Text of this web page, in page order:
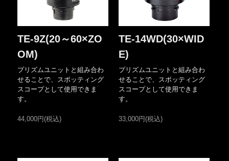
TE-9Z(20～60×ZO
OM)
プリズムユニットと組み合わ
せることで、スポッティング
スコープとして使用できま
す。
44,000円(税込)
TE-14WD(30×WID
E)
プリズムユニットと組み合わ
せることで、スポッティング
スコープとして使用できま
す。
33,000円(税込)